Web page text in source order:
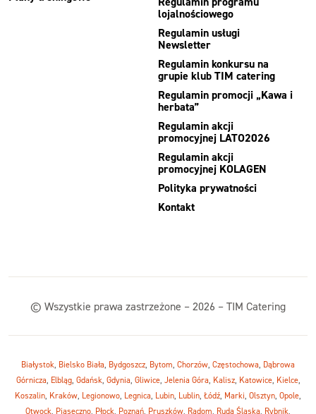
lojalnościowego
Regulamin usługi
Newsletter
Regulamin konkursu na
grupie klub TIM catering
Regulamin promocji „Kawa i
herbata”
Regulamin akcji
promocyjnej LATO2026
Regulamin akcji
promocyjnej KOLAGEN
Polityka prywatności
Kontakt
© Wszystkie prawa zastrzeżone – 2026 – TIM Catering
Białystok, Bielsko Biała, Bydgoszcz, Bytom, Chorzów, Częstochowa, Dąbrowa
Górnicza, Elbląg, Gdańsk, Gdynia, Gliwice, Jelenia Góra, Kalisz, Katowice, Kielce,
Koszalin, Kraków, Legionowo, Legnica, Lubin, Lublin, Łódź, Marki, Olsztyn, Opole,
Otwock, Piaseczno, Płock, Poznań, Pruszków, Radom, Ruda Śląska, Rybnik,